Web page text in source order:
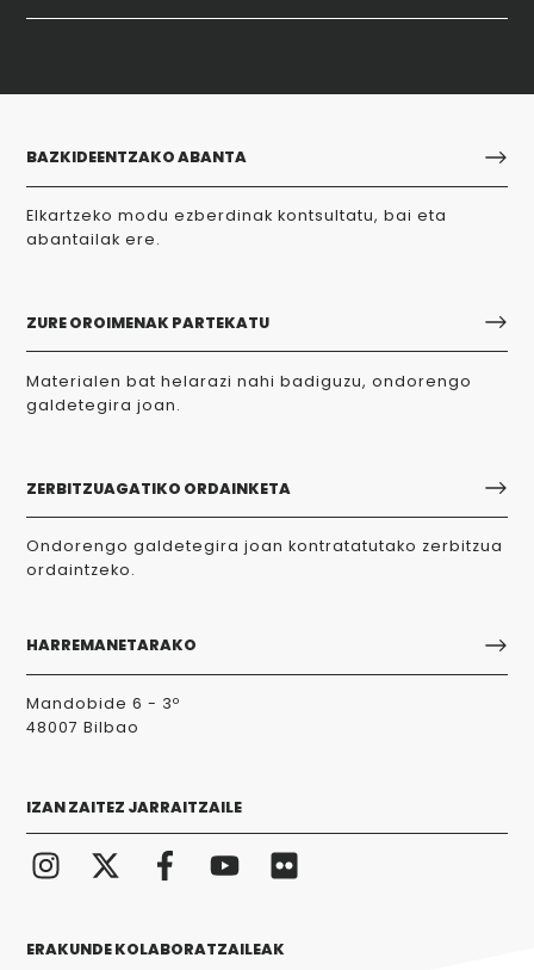
BAZKIDEENTZAKO ABANTA
Elkartzeko modu ezberdinak kontsultatu, bai eta
abantailak ere.
ZURE OROIMENAK PARTEKATU
Materialen bat helarazi nahi badiguzu, ondorengo
galdetegira joan.
ZERBITZUAGATIKO ORDAINKETA
Ondorengo galdetegira joan kontratatutako zerbitzua
ordaintzeko.
HARREMANETARAKO
Mandobide 6 - 3º
48007 Bilbao
IZAN ZAITEZ JARRAITZAILE
ERAKUNDE KOLABORATZAILEAK